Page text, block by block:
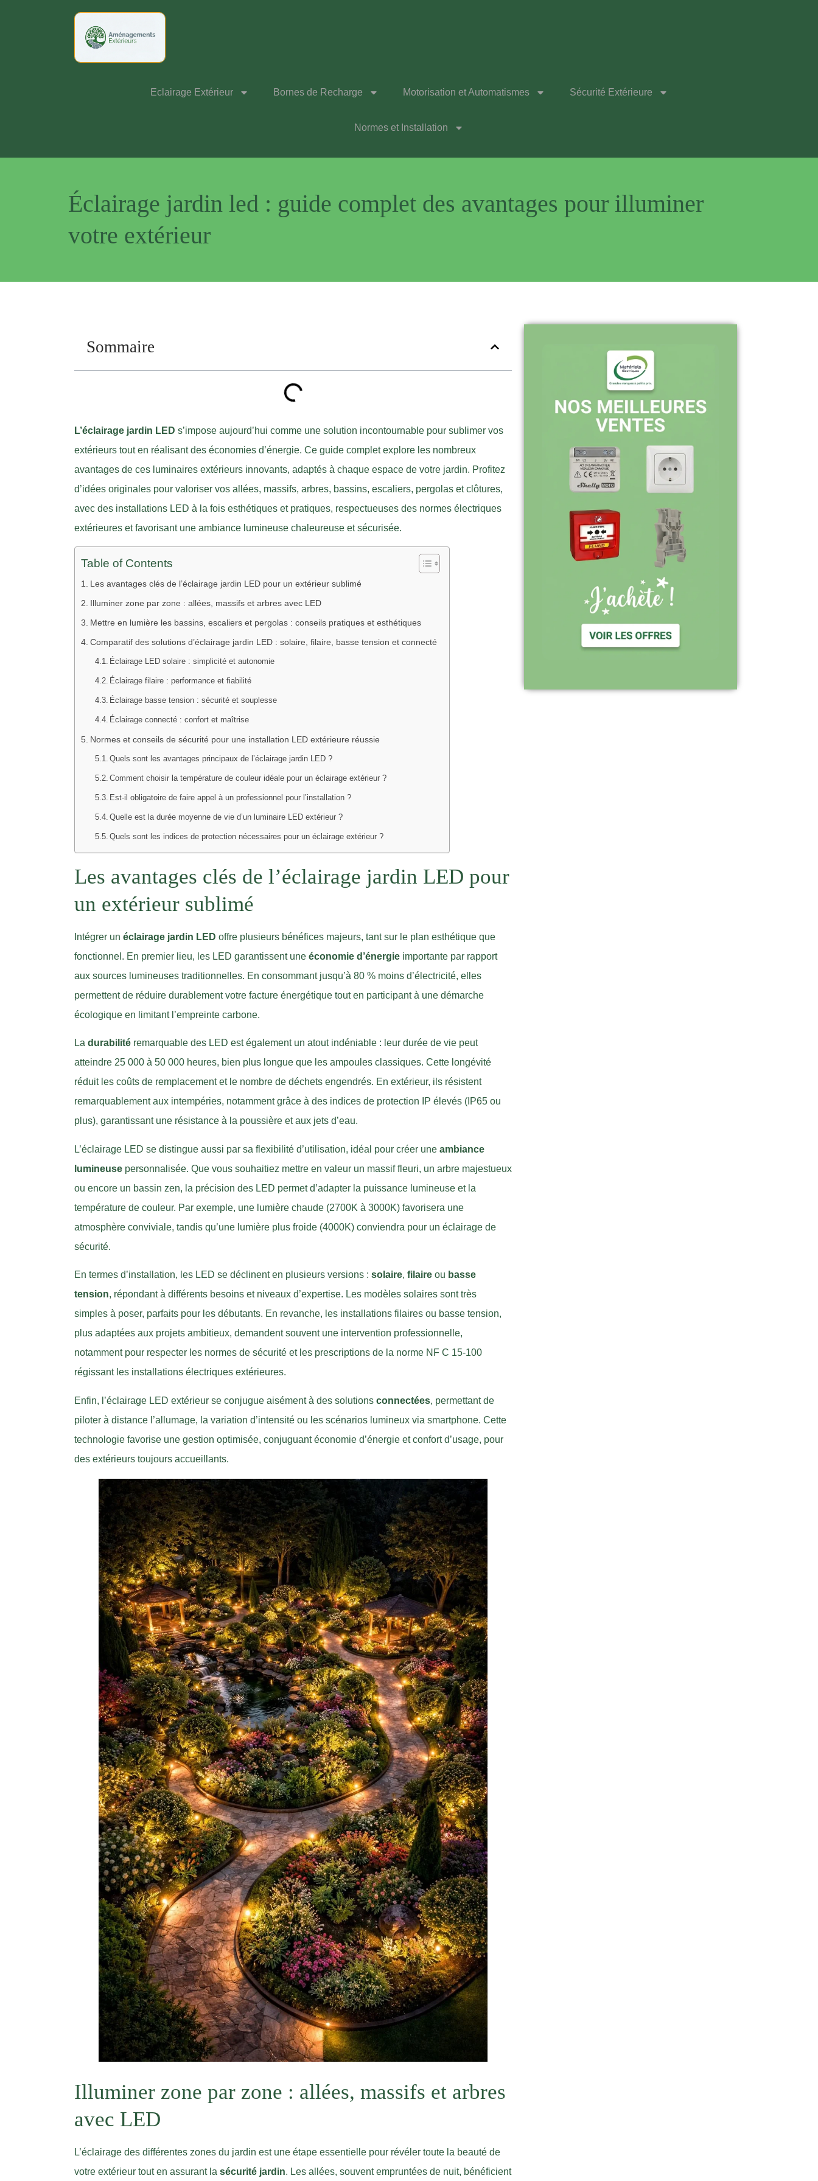
Eclairage Extérieur Bornes de Recharge Motorisation et Automatismes Sécurité Extérieure
Normes et Installation
Éclairage jardin led : guide complet des avantages pour illuminer
votre extérieur
Sommaire
L’éclairage jardin LED s’impose aujourd’hui comme une solution incontournable pour sublimer vos
extérieurs tout en réalisant des économies d’énergie. Ce guide complet explore les nombreux
avantages de ces luminaires extérieurs innovants, adaptés à chaque espace de votre jardin. Profitez
d’idées originales pour valoriser vos allées, massifs, arbres, bassins, escaliers, pergolas et clôtures,
avec des installations LED à la fois esthétiques et pratiques, respectueuses des normes électriques
extérieures et favorisant une ambiance lumineuse chaleureuse et sécurisée.
Table of Contents
Les avantages clés de l’éclairage jardin LED pour un extérieur sublimé
Illuminer zone par zone : allées, massifs et arbres avec LED
Mettre en lumière les bassins, escaliers et pergolas : conseils pratiques et esthétiques
Comparatif des solutions d’éclairage jardin LED : solaire, filaire, basse tension et connecté
Éclairage LED solaire : simplicité et autonomie
Éclairage filaire : performance et fiabilité
Éclairage basse tension : sécurité et souplesse
Éclairage connecté : confort et maîtrise
Normes et conseils de sécurité pour une installation LED extérieure réussie
Quels sont les avantages principaux de l’éclairage jardin LED ?
Comment choisir la température de couleur idéale pour un éclairage extérieur ?
Est-il obligatoire de faire appel à un professionnel pour l’installation ?
Quelle est la durée moyenne de vie d’un luminaire LED extérieur ?
Quels sont les indices de protection nécessaires pour un éclairage extérieur ?
Les avantages clés de l’éclairage jardin LED pour
un extérieur sublimé
Intégrer un éclairage jardin LED offre plusieurs bénéfices majeurs, tant sur le plan esthétique que
fonctionnel. En premier lieu, les LED garantissent une économie d’énergie importante par rapport
aux sources lumineuses traditionnelles. En consommant jusqu’à 80 % moins d’électricité, elles
permettent de réduire durablement votre facture énergétique tout en participant à une démarche
écologique en limitant l’empreinte carbone.
La durabilité remarquable des LED est également un atout indéniable : leur durée de vie peut
atteindre 25 000 à 50 000 heures, bien plus longue que les ampoules classiques. Cette longévité
réduit les coûts de remplacement et le nombre de déchets engendrés. En extérieur, ils résistent
remarquablement aux intempéries, notamment grâce à des indices de protection IP élevés (IP65 ou
plus), garantissant une résistance à la poussière et aux jets d’eau.
L’éclairage LED se distingue aussi par sa flexibilité d’utilisation, idéal pour créer une ambiance
lumineuse personnalisée. Que vous souhaitiez mettre en valeur un massif fleuri, un arbre majestueux
ou encore un bassin zen, la précision des LED permet d’adapter la puissance lumineuse et la
température de couleur. Par exemple, une lumière chaude (2700K à 3000K) favorisera une
atmosphère conviviale, tandis qu’une lumière plus froide (4000K) conviendra pour un éclairage de
sécurité.
En termes d’installation, les LED se déclinent en plusieurs versions : solaire, filaire ou basse
tension, répondant à différents besoins et niveaux d’expertise. Les modèles solaires sont très
simples à poser, parfaits pour les débutants. En revanche, les installations filaires ou basse tension,
plus adaptées aux projets ambitieux, demandent souvent une intervention professionnelle,
notamment pour respecter les normes de sécurité et les prescriptions de la norme NF C 15-100
régissant les installations électriques extérieures.
Enfin, l’éclairage LED extérieur se conjugue aisément à des solutions connectées, permettant de
piloter à distance l’allumage, la variation d’intensité ou les scénarios lumineux via smartphone. Cette
technologie favorise une gestion optimisée, conjuguant économie d’énergie et confort d’usage, pour
des extérieurs toujours accueillants.
Illuminer zone par zone : allées, massifs et arbres
avec LED
L’éclairage des différentes zones du jardin est une étape essentielle pour révéler toute la beauté de
votre extérieur tout en assurant la sécurité jardin. Les allées, souvent empruntées de nuit, bénéficient
Pourquoi nous choisir ?
à jour sur le site
Expédition sous 24-48h : livraison rapide
après validation de commande
Support réactif : une équipe disponible
pour vous accompagner
Visiter le site